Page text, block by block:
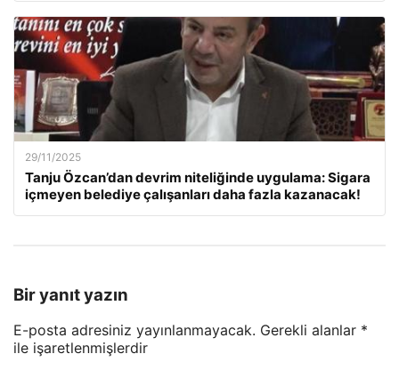
29/11/2025
Tanju Özcan’dan devrim niteliğinde uygulama: Sigara
içmeyen belediye çalışanları daha fazla kazanacak!
Bir yanıt yazın
E-posta adresiniz yayınlanmayacak. Gerekli alanlar *
ile işaretlenmişlerdir